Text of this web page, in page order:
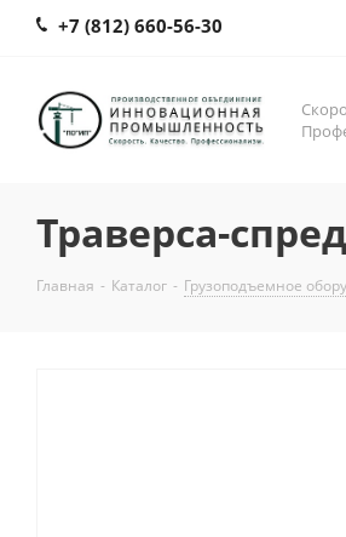
+7 (812) 660-56-30
Траверса-
Главная - Каталог - Грузоподъемное